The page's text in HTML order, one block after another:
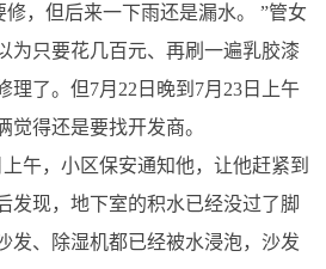
，但后来一下雨还是漏水。 ”管女
为只要花几百元、再刷一遍乳胶漆
理了。但7月22日晚到7月23日上午
觉得还是要找开发商。
午，小区保安通知他，让他赶紧到
发现，地下室的积水已经没过了脚
发、除湿机都已经被水浸泡，沙发